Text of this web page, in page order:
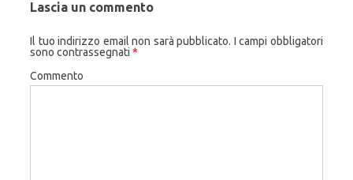
Lascia un commento
Il tuo indirizzo email non sarà pubblicato. I campi obbligatori
sono contrassegnati *
Commento